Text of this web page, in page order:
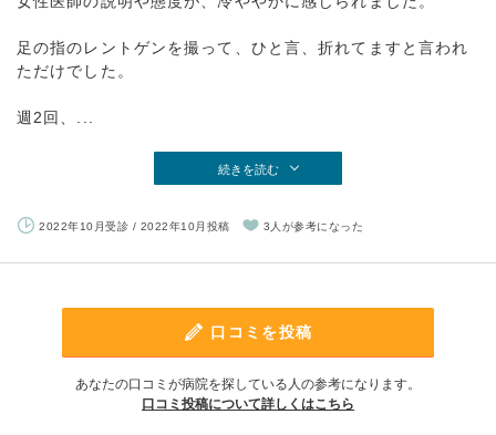
足の指のレントゲンを撮って、ひと言、折れてますと言われ
ただけでした。
週2回、...
続きを読む
2022年10月受診 / 2022年10月投稿 3人が参考になった
口コミを投稿
あなたの口コミが病院を探している人の参考になります。
口コミ投稿について詳しくはこちら